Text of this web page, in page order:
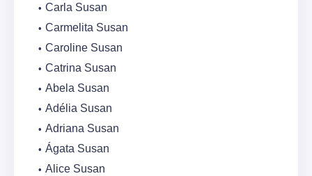
Carla Susan
Carmelita Susan
Caroline Susan
Catrina Susan
Abela Susan
Adélia Susan
Adriana Susan
Ágata Susan
Alice Susan